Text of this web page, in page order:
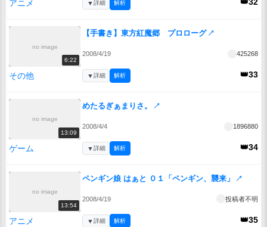
アニメ 👑32
▼詳細 解析
no image
6:22
【手書き】東方紅魔郷 プロローグ ↗
2008/4/19 425268
その他 👑33
▼詳細 解析
no image
13:09
めたるぎぁまりさ。 ↗
2008/4/4 1896880
ゲーム 👑34
▼詳細 解析
no image
13:54
ペンギン娘 はぁと ０１「ペンギン、襲来」 ↗
2008/4/19 投稿者不明
アニメ 👑35
▼詳細 解析